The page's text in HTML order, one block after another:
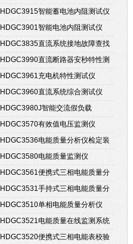
HDGC3915智能蓄电池内阻测试仪
HDGC3901智能电池内阻测试仪
HDGC3835直流系统接地故障查找
仪
HDGC3990直流断路器安秒特性测
试仪
HDGC3961充电机特性测试仪
HDGC3960直流系统综合测试仪
HDGC3980J智能交流假负载
HDGC3570有效值电压监测仪
HDGC3536电能质量分析仪检定装
置
HDGC3580电能质量监测仪
HDGC3561便携式三相电能质量分
析仪
HDGC3531手持式三相电能质量分
析仪
HDGC3510单相电能质量分析仪
HDGC3521电能质量在线监测系统
HDGC3520便携式三相电能表校验